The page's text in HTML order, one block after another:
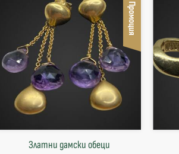
Промоция
Златни дамски обеци